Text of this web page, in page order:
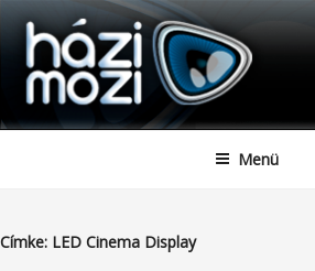
Tartalomhoz
HAZIMOZI
Menü
Címke: LED Cinema Display